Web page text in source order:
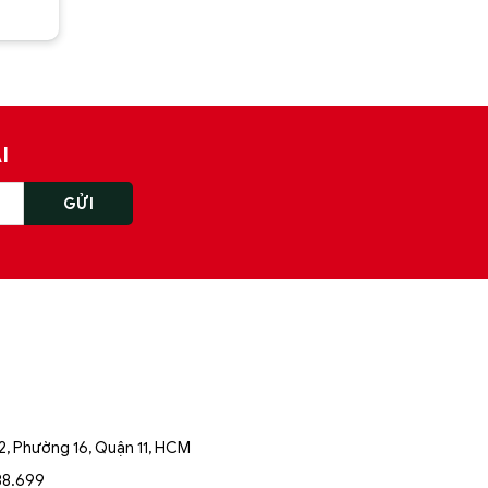
Phường 16, Quận 11, HCM